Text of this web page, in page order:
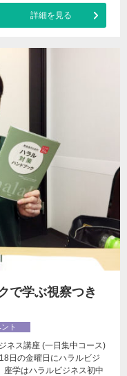
詳細を見る
で学ぶ視察つき
ト
ネス講座 (一日集中コース)
日の金曜日にハラルビジ
座学はハラルビジネス初中